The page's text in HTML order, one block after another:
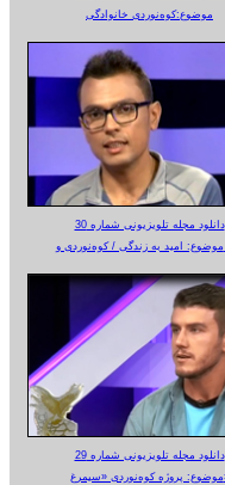
موضوع:کوه‌نوردی خانوادگی
دانلود مجله تلویزیونی شماره 30
دانلود مجله تلویزیونی شماره 29